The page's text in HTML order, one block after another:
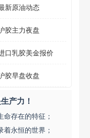
新原油动态
胶主力夜盘
口乳胶美金报价
胶早盘收盘
产力！
命存在的特征；
着永恒的世界；